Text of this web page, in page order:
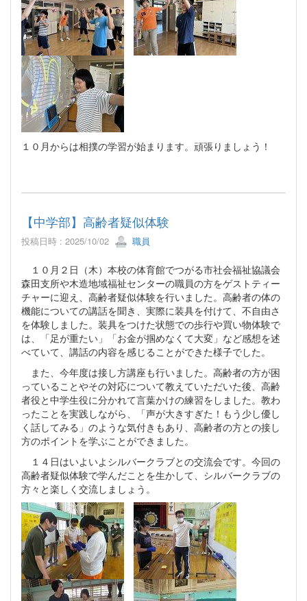
１０月からは相撲の学習が始まります。頑張りましょう！
【中学部】高齢者疑似体験
投稿日時 : 2025/10/02 職員
１０月２日（木）本校の体育館でつがる市社会福祉協議会
森田支所や木造地域福祉センターの職員の方をゲストティー
チャーに迎え、高齢者疑似体験を行いました。高齢者の体の
機能についての講話を聞き、実際に装具を付けて、不自由さ
を体験しました。装具をつけた状態での歩行や買い物体験で
は、「足が重たい」「お金が掴めなくて大変」など感想を述
べていて、講話の内容を感じることができた様子でした。
また、今年度は接し方講座も行いました。高齢者の方が困
っていることやその対応について教えていただいた後、高齢
者役と中学生役に分かれて言葉かけの練習をしました。教わ
ったことを実践しながら、「声が大きすぎた！もう少し優し
く話してみる」のような気付きもあり、高齢者の方との接し
方のポイントを学ぶことができました。
１４日はいよいよシルバークラブとの交流会です。今回の
高齢者疑似体験で学んだことを生かして、シルバークラブの
方々と楽しく交流しましょう。